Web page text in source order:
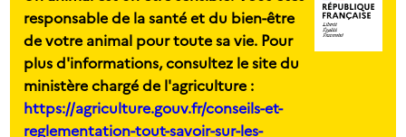
responsable de la santé et du bien-être
de votre animal pour toute sa vie. Pour
plus d'informations, consultez le site du
ministère chargé de l'agriculture :
https://agriculture.gouv.fr/conseils-et-
reglementation-tout-savoir-sur-les-